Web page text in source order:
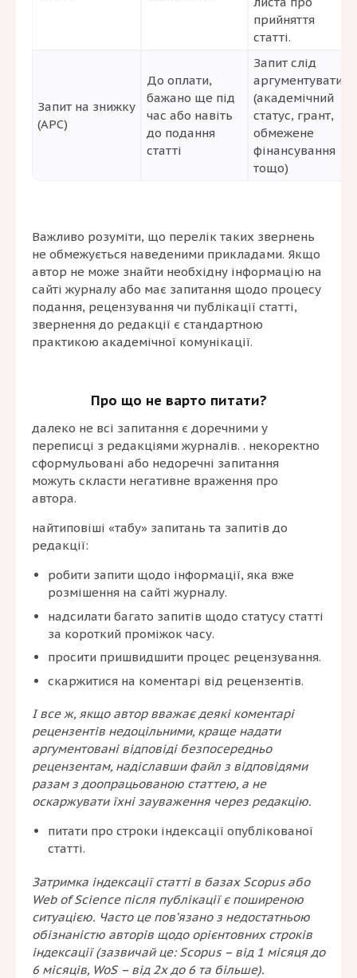
прийняття
статті.
Запит на знижку
(APC)
До оплати,
бажано ще під
час або навіть
до подання
статті
Запит слід
аргументувати
(академічний
статус, грант,
обмежене
фінансування
тощо)
Важливо розуміти, що перелік таких звернень
не обмежується наведеними прикладами. Якщо
автор не може знайти необхідну інформацію на
сайті журналу або має запитання щодо процесу
подання, рецензування чи публікації статті,
звернення до редакції є стандартною
практикою академічної комунікації.
Про що не варто питати?
далеко не всі запитання є доречними у
переписці з редакціями журналів. . некоректно
сформульовані або недоречні запитання
можуть скласти негативне враження про
автора.
найтиповіші «табу» запитань та запитів до
редакції:
робити запити щодо інформації, яка вже
розмішення на сайті журналу.
надсилати багато запитів щодо статусу статті
за короткий проміжок часу.
просити пришвидшити процес рецензування.
скаржитися на коментарі від рецензентів.
І все ж, якщо автор вважає деякі коментарі
рецензентів недоцільними, краще надати
аргументовані відповіді безпосередньо
рецензентам, надіславши файл з відповідями
разам з доопрацьованою статтею, а не
оскаржувати їхні зауваження через редакцію.
питати про строки індексації опублікованої
статті.
Затримка індексації статті в базах Scopus або
Web of Science після публікації є поширеною
ситуацією. Часто це пов’язано з недостатньою
обізнаністю авторів щодо орієнтовних строків
індексації (зазвичай це: Scopus – від 1 місяця до
6 місяців, WoS – від 2х до 6 та більше).